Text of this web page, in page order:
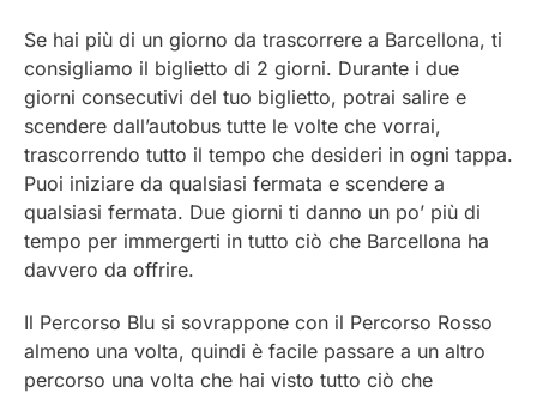
Se hai più di un giorno da trascorrere a Barcellona, ti
consigliamo il biglietto di 2 giorni. Durante i due
giorni consecutivi del tuo biglietto, potrai salire e
scendere dall’autobus tutte le volte che vorrai,
trascorrendo tutto il tempo che desideri in ogni tappa.
Puoi iniziare da qualsiasi fermata e scendere a
qualsiasi fermata. Due giorni ti danno un po’ più di
tempo per immergerti in tutto ciò che Barcellona ha
davvero da offrire.
Il Percorso Blu si sovrappone con il Percorso Rosso
almeno una volta, quindi è facile passare a un altro
percorso una volta che hai visto tutto ciò che